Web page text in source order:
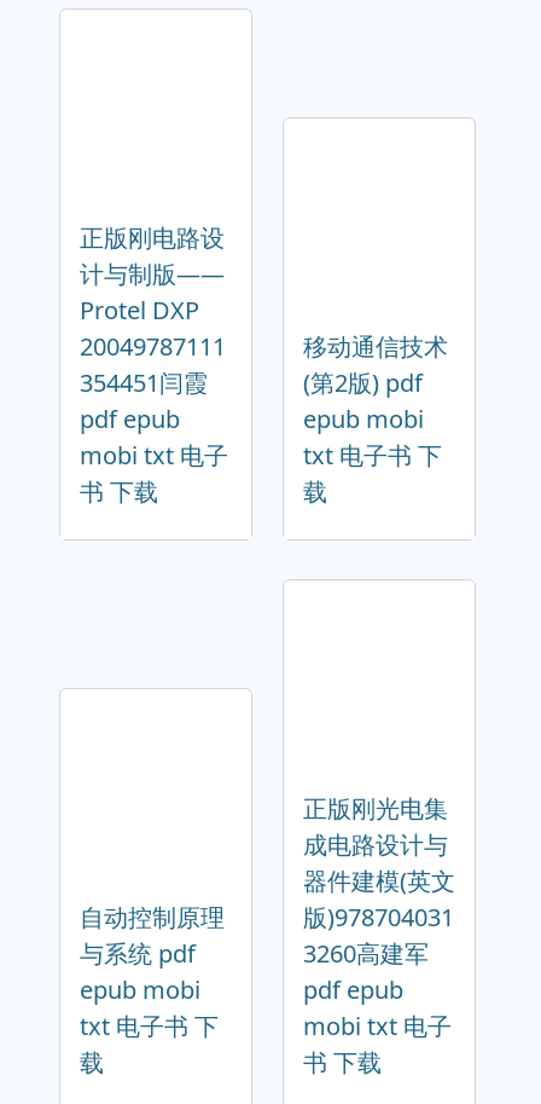
正版刚电路设
计与制版——
Protel DXP
20049787111
354451闫霞
pdf epub
mobi txt 电子
书 下载
移动通信技术
(第2版) pdf
epub mobi
txt 电子书 下
载
自动控制原理
与系统 pdf
epub mobi
txt 电子书 下
载
正版刚光电集
成电路设计与
器件建模(英文
版)978704031
3260高建军
pdf epub
mobi txt 电子
书 下载